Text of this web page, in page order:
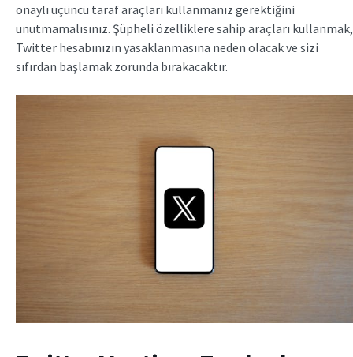
onaylı üçüncü taraf araçları kullanmanız gerektiğini
unutmamalısınız. Şüpheli özelliklere sahip araçları kullanmak,
Twitter hesabınızın yasaklanmasına neden olacak ve sizi
sıfırdan başlamak zorunda bırakacaktır.